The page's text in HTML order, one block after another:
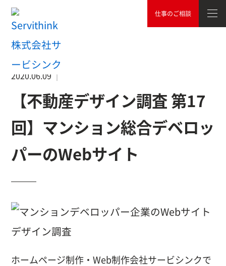
仕事のご相談
TOP 調査レポート
2020.06.09
【不動産デザイン調査 第17
回】マンション総合デベロッ
パーのWebサイト
ホームページ制作・Web制作会社サービシンクで